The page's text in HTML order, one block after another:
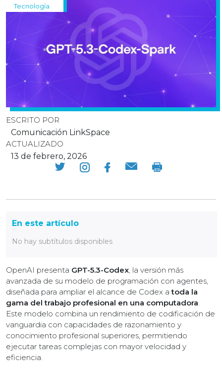
Tecnología
ESCRITO POR
Comunicación LinkSpace
ACTUALIZADO
13 de febrero, 2026
En este artículo
No hay subtítulos disponibles
OpenAI presenta GPT-5.3-Codex, la versión más
avanzada de su modelo de programación con agentes,
diseñada para ampliar el alcance de Codex atoda la
gama del trabajo profesional en una computadora.
Este modelo combina un rendimiento de codificación de
vanguardia con capacidades de razonamiento y
conocimiento profesional superiores, permitiendo
ejecutar tareas complejas con mayor velocidad y
eficiencia.